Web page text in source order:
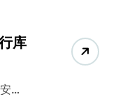
库
…